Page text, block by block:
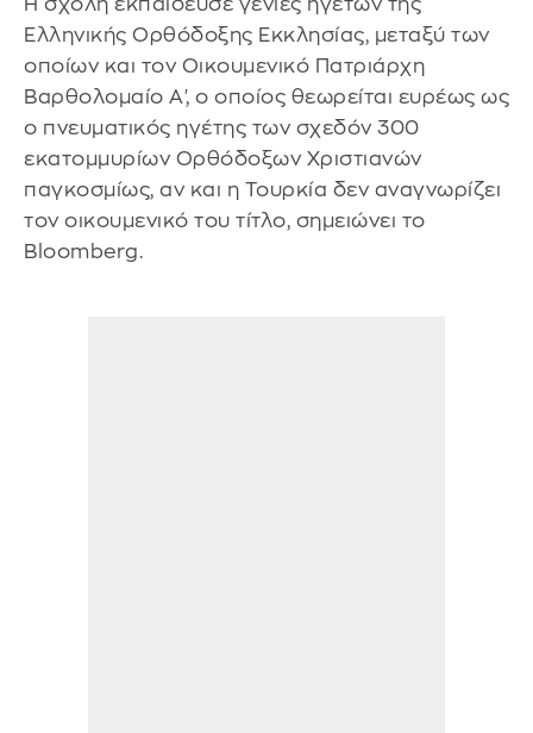
Ελληνικής Ορθόδοξης Εκκλησίας, μεταξύ των
οποίων και τον Οικουμενικό Πατριάρχη
Βαρθολομαίο Α', ο οποίος θεωρείται ευρέως ως
ο πνευματικός ηγέτης των σχεδόν 300
εκατομμυρίων Ορθόδοξων Χριστιανών
παγκοσμίως, αν και η Τουρκία δεν αναγνωρίζει
τον οικουμενικό του τίτλο, σημειώνει το
Bloomberg.